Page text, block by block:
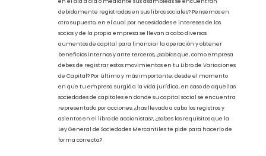
procedimientos a fin de mapear y perfeccionar sus métodos,
para que su operación se lleve a cabo con los más altos
estándares de calidad.
Sin embargo, además de establecer estos mecanismos ¿te has
preguntado si los acuerdos que toman los socios en tu empresa
en el día a día o mediante sus asambleas se encuentran
debidamente registradas en sus libros sociales? Pensemos en
socios y de la propia empresa se llevan a cabo diversos
aumentos de capital para financiar la operación y obtener